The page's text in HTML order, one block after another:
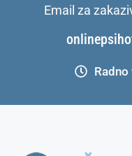
Email za